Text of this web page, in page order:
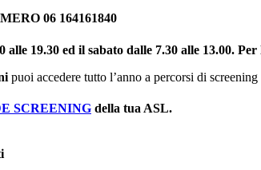
06 164161840
19.30 ed il sabato dalle 7.30 alle 13.00.
puoi accedere tutto l’anno a percorsi di
SCREENING della tua ASL.